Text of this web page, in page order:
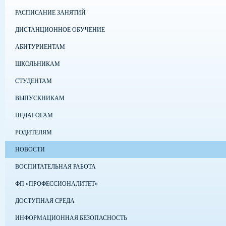
РАСПИСАНИЕ ЗАНЯТИЙ
ДИСТАНЦИОННОЕ ОБУЧЕНИЕ
АБИТУРИЕНТАМ
ШКОЛЬНИКАМ
СТУДЕНТАМ
ВЫПУСКНИКАМ
ПЕДАГОГАМ
РОДИТЕЛЯМ
НОВОСТИ
ВОСПИТАТЕЛЬНАЯ РАБОТА
ФП «ПРОФЕССИОНАЛИТЕТ»
ДОСТУПНАЯ СРЕДА
ИНФОРМАЦИОННАЯ БЕЗОПАСНОСТЬ